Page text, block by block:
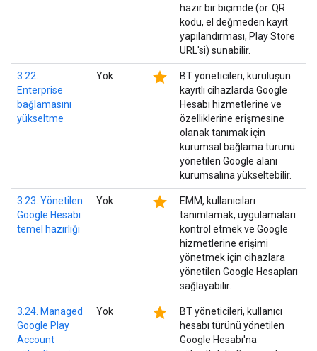
hazır bir biçimde (ör. QR
kodu, el değmeden kayıt
yapılandırması, Play Store
URL'si) sunabilir.
3.22.
Enterprise
bağlamasını
yükseltme
Yok star
BT yöneticileri, kuruluşun
kayıtlı cihazlarda Google
Hesabı hizmetlerine ve
özelliklerine erişmesine
olanak tanımak için
kurumsal bağlama türünü
yönetilen Google alanı
kurumsalına yükseltebilir.
3.23. Yönetilen
Google Hesabı
temel hazırlığı
Yok star
EMM, kullanıcıları
tanımlamak, uygulamaları
kontrol etmek ve Google
hizmetlerine erişimi
yönetmek için cihazlara
yönetilen Google Hesapları
sağlayabilir.
3.24. Managed
Google Play
Account
Yok star
BT yöneticileri, kullanıcı
hesabı türünü yönetilen
Google Hesabı'na